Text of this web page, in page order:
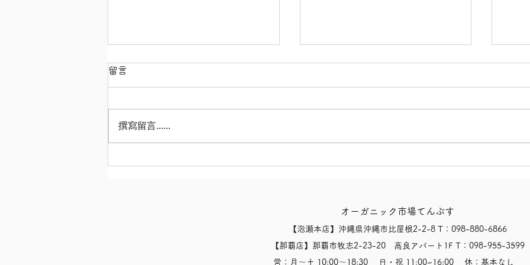
【有机番茄汁（无添加食盐）
【有机印度淡色艾尔啤酒（有
ル！）！】
【
留言
撰寫留言......
オーガニック市場てんぶす
【泡瀬本店】沖縄県沖縄市比屋根2-2-8 T：098-880-6866
【那覇店】那覇市牧志2-23-20 高良アパート1F T：098-955-3599
営：月〜土 10:00〜18:30 日・祝 11:00~16:00 休：基本なし